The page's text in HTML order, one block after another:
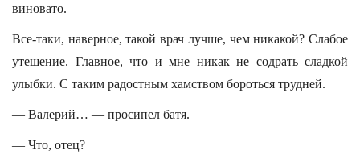
виновато.
Все-таки, наверное, такой врач лучше, чем никакой? Слабое
утешение. Главное, что и мне никак не содрать сладкой
улыбки. С таким радостным хамством бороться трудней.
— Валерий… — просипел батя.
— Что, отец?